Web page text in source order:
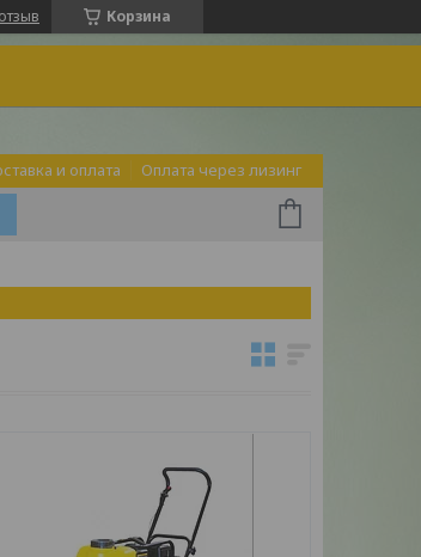
Корзина
и оплата Оплата через лизинг